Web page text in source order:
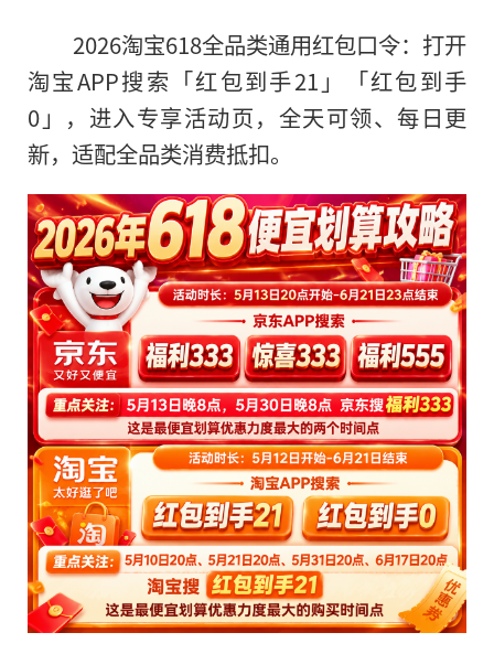
2026淘宝618全品类通用红包口令：打开
淘宝APP搜索「红包到手21」「红包到手
0」，进入专享活动页，全天可领、每日更
新，适配全品类消费抵扣。